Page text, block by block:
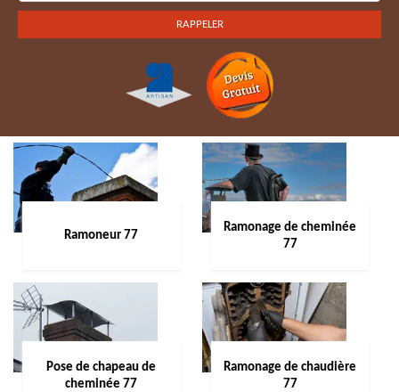
Ramoneur 77
Ramonage de cheminée
77
Pose de chapeau de
cheminée 77
Ramonage de chaudière
77